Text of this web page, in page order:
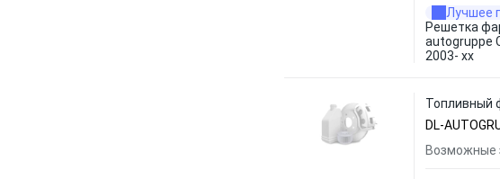
Лучшее
Решетка
autogruppe
2003- xx
Топливный
DL-
Возможные